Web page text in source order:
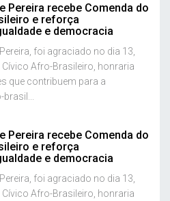
Pereira recebe Comenda do
e reforça
e democracia
foi agraciado no dia 13,
Afro-Brasileiro, honraria
que contribuem para a
Pereira recebe Comenda do
e reforça
e democracia
foi agraciado no dia 13,
Afro-Brasileiro, honraria